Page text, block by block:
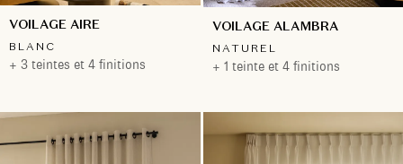
VOILAGE AIRE
BLANC
+ 3 teintes et 4 finitions
VOILAGE ALAMBRA
NATUREL
+ 1 teinte et 4 finitions